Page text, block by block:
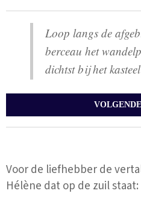
Loop langs de
berceau het
dichtst bij het
Voor de liefhebber de
Hélène dat op de zuil staat: